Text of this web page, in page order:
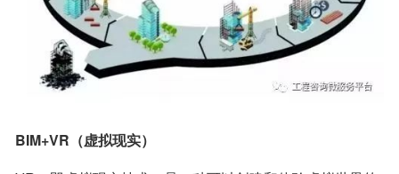
BIM+VR（虚拟现实）